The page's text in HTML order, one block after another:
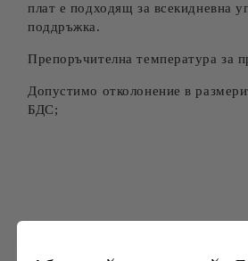
плат е подходящ за всекидневна
поддръжка.
Препоръчителна температура за
Допустимо отколонение в
БДС;